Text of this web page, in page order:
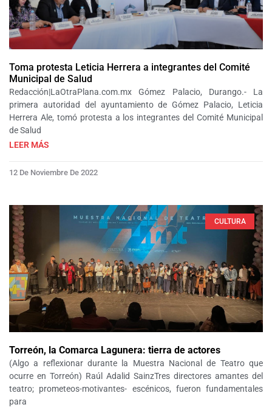
Toma protesta Leticia Herrera a integrantes del Comité
Municipal de Salud
Redacción|LaOtraPlana.com.mx Gómez Palacio, Durango.- La
primera autoridad del ayuntamiento de Gómez Palacio, Leticia
Herrera Ale, tomó protesta a los integrantes del Comité Municipal
de Salud
LEER MÁS
12 De Noviembre De 2022
CULTURA
Torreón, la Comarca Lagunera: tierra de actores
(Algo a reflexionar durante la Muestra Nacional de Teatro que
ocurre en Torreón) Raúl Adalid SainzTres directores amantes del
teatro; prometeos-motivantes- escénicos, fueron fundamentales
para